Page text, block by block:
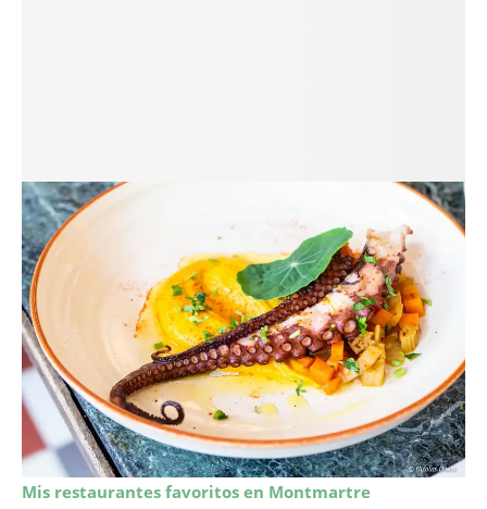
Mis restaurantes favoritos en Montmartre